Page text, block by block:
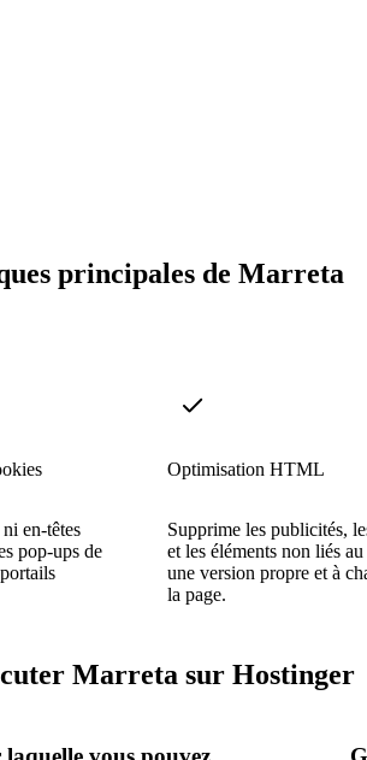
principales de Marreta
en-têtes
pop-ups de
Optimisation HTML
Supprime les publicités,
et les éléments non liés
une version propre et à
la page.
Marreta sur Hostinger